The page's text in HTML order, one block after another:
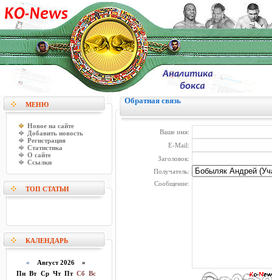
МЕНЮ
Новое на сайте
Добавить новость
Регистрация
Статистика
О сайте
Ссылки
ТОП СТАТЬИ
КАЛЕНДАРЬ
«
Август 2026 »
Пн Вт Ср Чт Пт Сб Вс
Обратная связь
Ваше имя:
E-Mail:
Заголовок:
Получатель:
Сообщение: